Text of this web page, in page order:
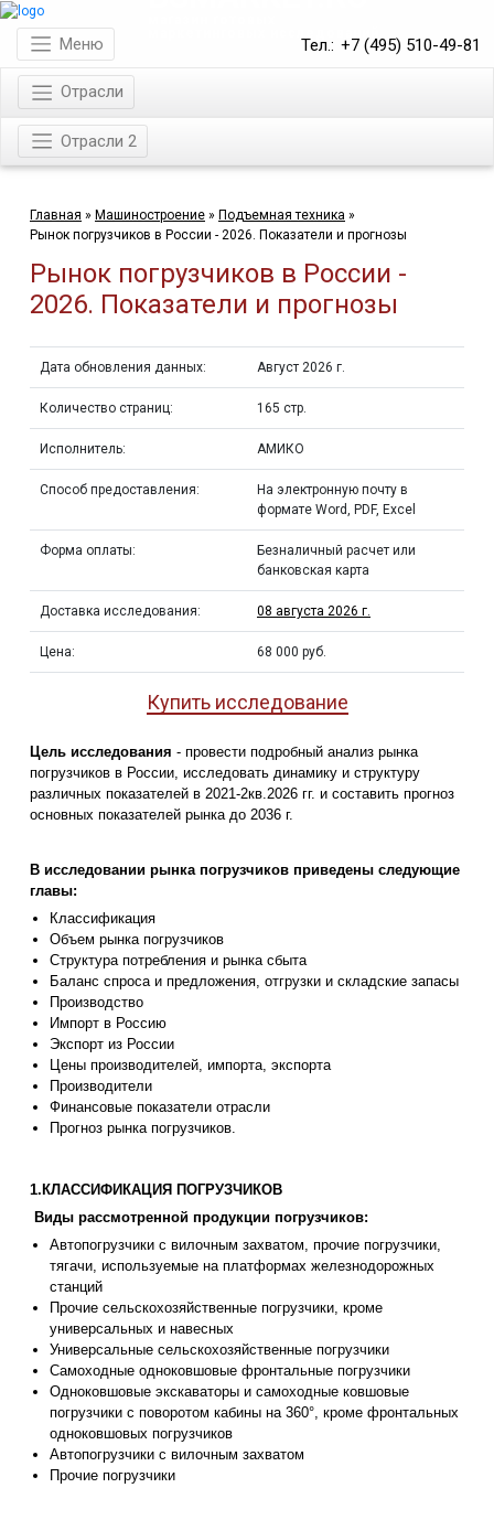
Тел.: +7 (495) 510-49-81
Меню
Отрасли
Отрасли 2
Главная » Машиностроение » Подъемная техника »
Рынок погрузчиков в России - 2026. Показатели и прогнозы
Рынок погрузчиков в России -
2026. Показатели и прогнозы
Дата обновления данных: Август 2026 г.
Количество страниц: 165 стр.
Исполнитель: АМИКО
Способ предоставления:
На электронную почту в
формате Word, PDF, Excel
Форма оплаты:
Безналичный расчет или
банковская карта
Доставка исследования: 08 августа 2026 г.
Цена: 68 000 руб.
Купить исследование
Цель исследования - провести подробный анализ рынка
погрузчиков в России, исследовать динамику и структуру
различных показателей в 2021-2кв.2026 гг. и составить прогноз
основных показателей рынка до 2036 г.
В исследовании рынка погрузчиков приведены следующие
главы:
Классификация
Объем рынка погрузчиков
Структура потребления и рынка сбыта
Баланс спроса и предложения, отгрузки и складские запасы
Производство
Импорт в Россию
Экспорт из России
Цены производителей, импорта, экспорта
Производители
Финансовые показатели отрасли
Прогноз рынка погрузчиков.
1.КЛАССИФИКАЦИЯ ПОГРУЗЧИКОВ
Виды рассмотренной продукции погрузчиков:
Автопогрузчики с вилочным захватом, прочие погрузчики,
тягачи, используемые на платформах железнодорожных
станций
Прочие сельскохозяйственные погрузчики, кроме
универсальных и навесных
Универсальные сельскохозяйственные погрузчики
Самоходные одноковшовые фронтальные погрузчики
Одноковшовые экскаваторы и самоходные ковшовые
погрузчики с поворотом кабины на 360°, кроме фронтальных
одноковшовых погрузчиков
Автопогрузчики с вилочным захватом
Прочие погрузчики